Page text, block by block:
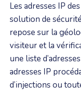
Les adresses IP
solution de
repose sur la
visiteur et la
une liste
adresses IP
d’injections ou